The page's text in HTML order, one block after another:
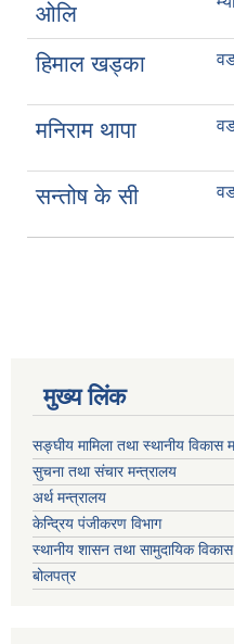
ओलि
हिमाल खड्का
मनिराम थापा
सन्तोष के सी
मुख्य लिंक
सङ्घीय मामिला तथा स्थानीय विकास
सुचना तथा संचार मन्त्रालय
अर्थ मन्त्रालय
केन्द्रिय पंजीकरण विभाग
स्थानीय शासन तथा सामुदायिक
बोलपत्र